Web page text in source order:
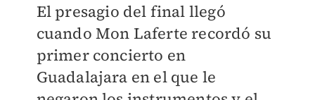
El presagio del final llegó
cuando Mon Laferte recordó su
primer concierto en
Guadalajara en el que le